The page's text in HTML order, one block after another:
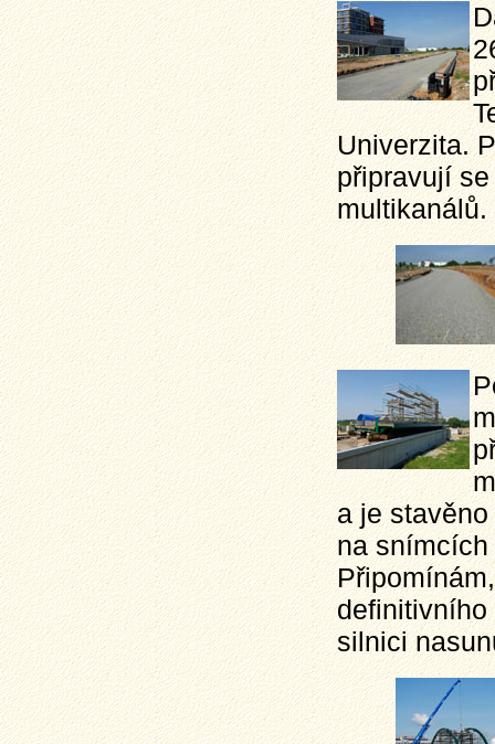
Univerzita.
připravují
multikanálů.
a je
na
definitivního
silnici